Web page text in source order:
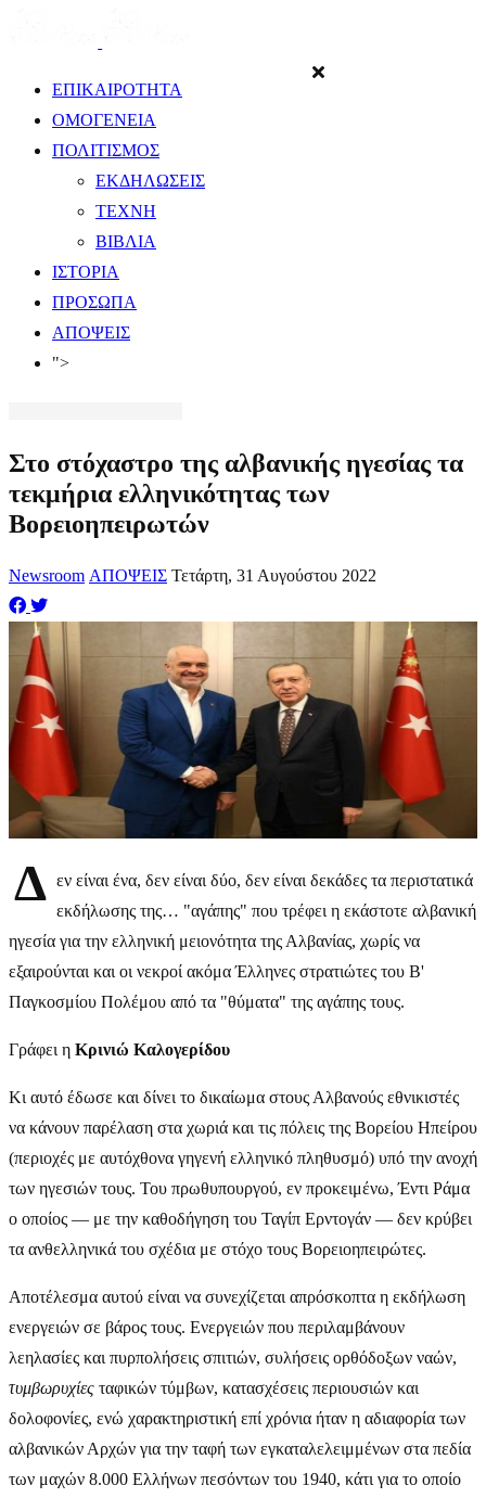
ΕΠΙΚΑΙΡΟΤΗΤΑ
ΟΜΟΓΕΝΕΙΑ
ΠΟΛΙΤΙΣΜΟΣ
ΕΚΔΗΛΩΣΕΙΣ
ΤΕΧΝΗ
ΒΙΒΛΙΑ
ΙΣΤΟΡΙΑ
ΠΡΟΣΩΠΑ
ΑΠΟΨΕΙΣ
">
Στο στόχαστρο της αλβανικής ηγεσίας τα
τεκμήρια ελληνικότητας των
Βορειοηπειρωτών
Newsroom ΑΠΟΨΕΙΣ Τετάρτη, 31 Αυγούστου 2022
Δ εν είναι ένα, δεν είναι δύο, δεν είναι δεκάδες τα περιστατικά
εκδήλωσης της… "αγάπης" που τρέφει η εκάστοτε αλβανική
ηγεσία για την ελληνική μειονότητα της Αλβανίας, χωρίς να
εξαιρούνται και οι νεκροί ακόμα Έλληνες στρατιώτες του Β'
Παγκοσμίου Πολέμου από τα "θύματα" της αγάπης τους.
Γράφει η Κρινιώ Καλογερίδου
Κι αυτό έδωσε και δίνει το δικαίωμα στους Αλβανούς εθνικιστές
να κάνουν παρέλαση στα χωριά και τις πόλεις της Βορείου Ηπείρου
(περιοχές με αυτόχθονα γηγενή ελληνικό πληθυσμό) υπό την ανοχή
των ηγεσιών τους. Του πρωθυπουργού, εν προκειμένω, Έντι Ράμα
ο οποίος — με την καθοδήγηση του Ταγίπ Ερντογάν — δεν κρύβει
τα ανθελληνικά του σχέδια με στόχο τους Βορειοηπειρώτες.
Αποτέλεσμα αυτού είναι να συνεχίζεται απρόσκοπτα η εκδήλωση
ενεργειών σε βάρος τους. Ενεργειών που περιλαμβάνουν
λεηλασίες και πυρπολήσεις σπιτιών, συλήσεις ορθόδοξων ναών,
τυμβωρυχίες ταφικών τύμβων, κατασχέσεις περιουσιών και
δολοφονίες, ενώ χαρακτηριστική επί χρόνια ήταν η αδιαφορία των
αλβανικών Αρχών για την ταφή των εγκαταλελειμμένων στα πεδία
των μαχών 8.000 Ελλήνων πεσόντων του 1940, κάτι για το οποίο